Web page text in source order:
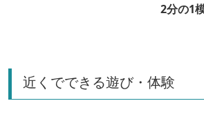
2分の1
近くでできる遊び・体験